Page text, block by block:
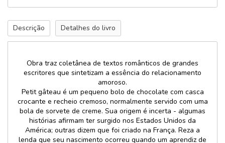
Descrição Detalhes do livro
Obra traz coletânea de textos românticos de grandes
escritores que sintetizam a essência do relacionamento
amoroso.
Petit gâteau é um pequeno bolo de chocolate com casca
crocante e recheio cremoso, normalmente servido com uma
bola de sorvete de creme. Sua origem é incerta - algumas
histórias afirmam ter surgido nos Estados Unidos da
América; outras dizem que foi criado na França. Reza a
lenda que seu nascimento ocorreu quando um aprendiz de